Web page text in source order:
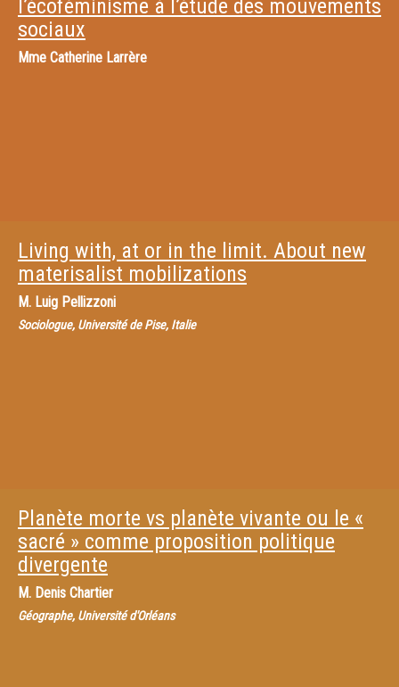
l’écoféminisme à l’étude des mouvements
sociaux
Mme Catherine Larrère
Living with, at or in the limit. About new
materisalist mobilizations
M. Luig Pellizzoni
Sociologue, Université de Pise, Italie
Planète morte vs planète vivante ou le «
sacré » comme proposition politique
divergente
M. Denis Chartier
Géographe, Université d'Orléans